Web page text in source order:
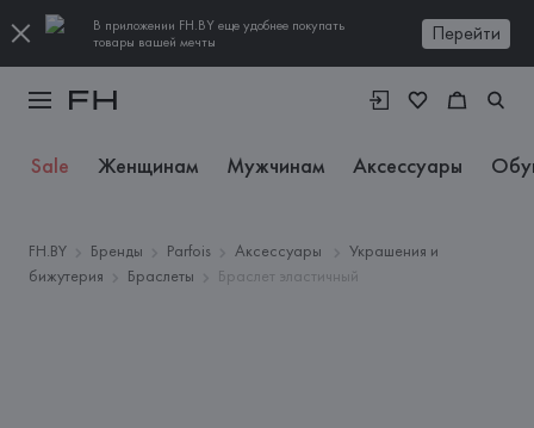
В приложении FH.BY еще удобнее покупать
товары вашей мечты
Перейти
Sale Женщинам Мужчинам Аксессуары
FH.BY Бренды Parfois Аксессуары
Украшения и
бижутерия
Браслеты Браслет эластичный